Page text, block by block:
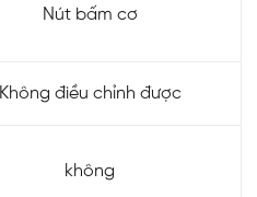
Nút bấm cơ
Không điều chỉnh được
không